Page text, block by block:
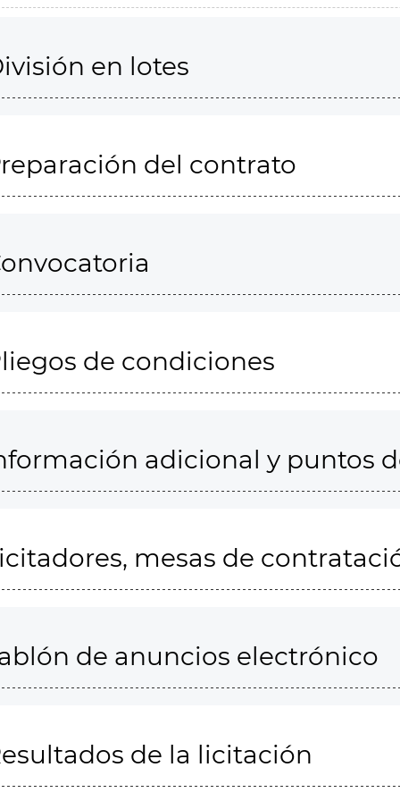
en lotes
del contrato
de condiciones
adicional y puntos
mesas de
de anuncios electrónico
de la licitación